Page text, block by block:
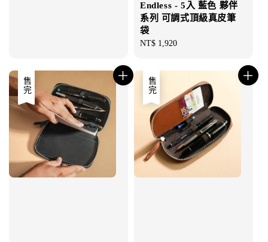
Endless - 5入 藍色 夥伴
系列 可調式頂級真皮筆
袋
Regular
NT$ 1,920
售完 售完